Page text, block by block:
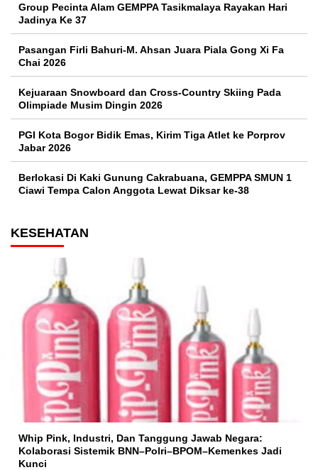
Group Pecinta Alam GEMPPA Tasikmalaya Rayakan Hari
Jadinya Ke 37
Pasangan Firli Bahuri-M. Ahsan Juara Piala Gong Xi Fa
Chai 2026
Kejuaraan Snowboard dan Cross-Country Skiing Pada
Olimpiade Musim Dingin 2026
PGI Kota Bogor Bidik Emas, Kirim Tiga Atlet ke Porprov
Jabar 2026
Berlokasi Di Kaki Gunung Cakrabuana, GEMPPA SMUN 1
Ciawi Tempa Calon Anggota Lewat Diksar ke-38
KESEHATAN
Whip Pink, Industri, Dan Tanggung Jawab Negara:
Kolaborasi Sistemik BNN–Polri–BPOM–Kemenkes Jadi
Kunci